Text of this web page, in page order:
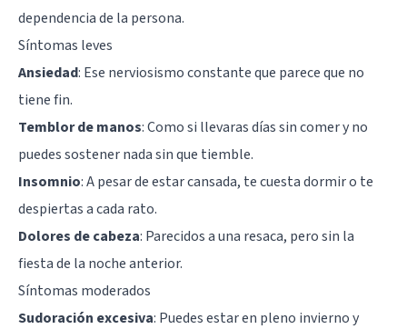
dependencia de la persona.
Síntomas leves
Ansiedad: Ese nerviosismo constante que parece que no
tiene fin.
Temblor de manos: Como si llevaras días sin comer y no
puedes sostener nada sin que tiemble.
Insomnio: A pesar de estar cansada, te cuesta dormir o te
despiertas a cada rato.
Dolores de cabeza: Parecidos a una resaca, pero sin la
fiesta de la noche anterior.
Síntomas moderados
Sudoración excesiva: Puedes estar en pleno invierno y